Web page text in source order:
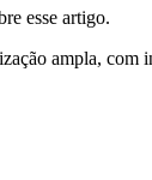
esse artigo.
ampla,